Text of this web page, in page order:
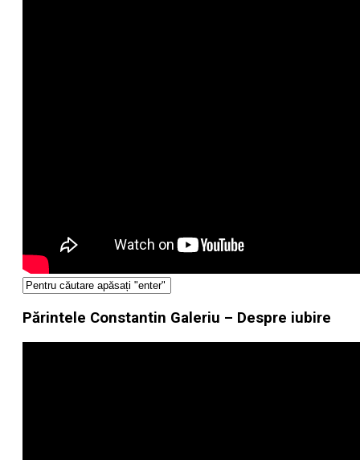
Părintele Constantin Galeriu – Despre iubire